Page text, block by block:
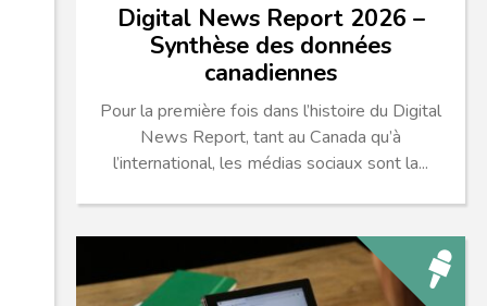
Digital News Report 2026 –
Synthèse des données
canadiennes
Pour la première fois dans l’histoire du Digital
News Report, tant au Canada qu’à
l’international, les médias sociaux sont la...